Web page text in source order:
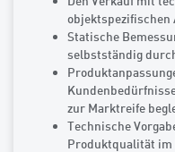
Statische
selbstständig
zur Marktreife
Technische
Produktqualität